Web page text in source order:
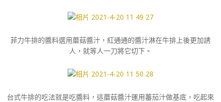
菲力牛排的醬料選用蘑菇醬汁，紅通通的醬汁淋在牛排上後更加誘
人，就等人一刀將它切下。
台式牛排的吃法就是吃醬料，這蘑菇醬汁運用蕃茄汁做基底，吃起來